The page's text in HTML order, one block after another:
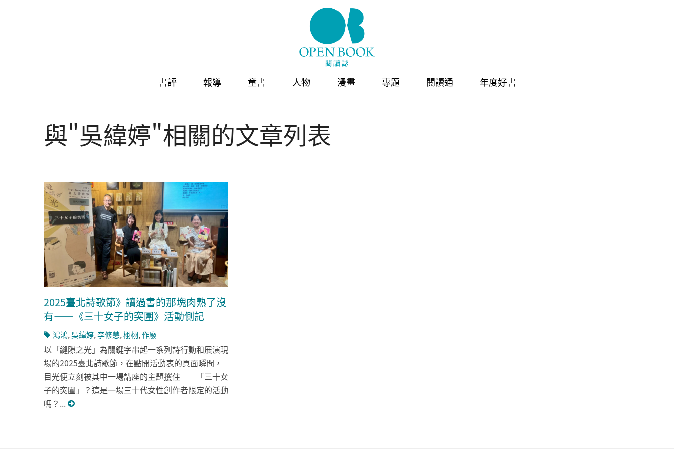
書評 報導 童書 人物 漫畫 專題 閱讀通 年度好書
與"吳緯婷"相關的文章列表
2025臺北詩歌節》讀過書的那塊肉熟了沒
有——《三十女子的突圍》活動側記
鴻鴻,吳緯婷,李修慧,栩栩,作廢
以「縫隙之光」為關鍵字串起一系列詩行動和展演現
場的2025臺北詩歌節，在點開活動表的頁面瞬間，
目光便立刻被其中一場講座的主題攫住──「三十女
子的突圍」？這是一場三十代女性創作者限定的活動
嗎？...